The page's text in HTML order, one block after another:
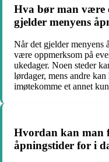
Hva bør man være
gjelder menyens
Når det gjelder menyens
være oppmerksom på
ukedager. Noen steder
lørdager, mens andre
imøtekomme et annet
Hvordan kan man
åpningstider for i